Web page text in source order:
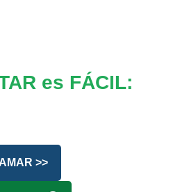
es FÁCIL:
>>